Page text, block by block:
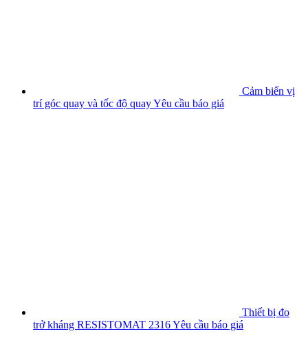
Cảm biến vị
trí góc quay và tốc độ quayYêu cầu báo giá
Thiết bị đo
trở kháng RESISTOMAT 2316Yêu cầu báo giá